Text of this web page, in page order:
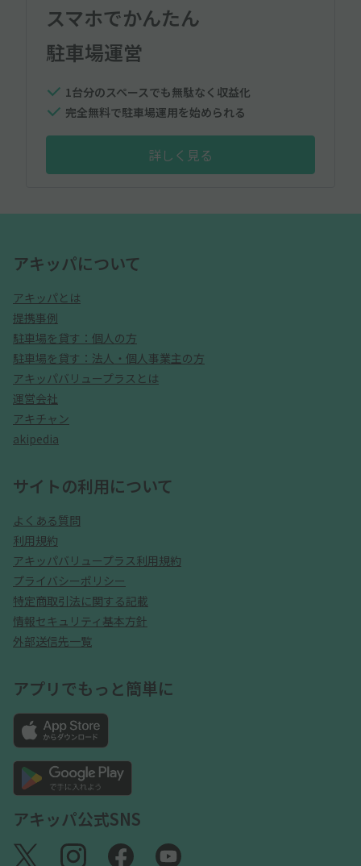
スマホでかんたん
駐車場運営
1台分のスペースでも無駄なく収益化
完全無料で駐車場運用を始められる
詳しく見る
アキッパについて
アキッパとは
提携事例
駐車場を貸す：個人の方
駐車場を貸す：法人・個人事業主の方
アキッパバリュープラスとは
運営会社
アキチャン
akipedia
サイトの利用について
よくある質問
利用規約
アキッパバリュープラス利用規約
プライバシーポリシー
特定商取引法に関する記載
情報セキュリティ基本方針
外部送信先一覧
アプリでもっと簡単に
アキッパ公式SNS